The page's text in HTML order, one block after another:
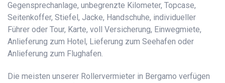
Gegensprechanlage, unbegrenzte Kilometer, Topcase,
Seitenkoffer, Stiefel, Jacke, Handschuhe, individueller
Führer oder Tour, Karte, voll Versicherung, Einwegmiete,
Anlieferung zum Hotel, Lieferung zum Seehafen oder
Anlieferung zum Flughafen.
Die meisten unserer Rollervermieter in Bergamo verfügen